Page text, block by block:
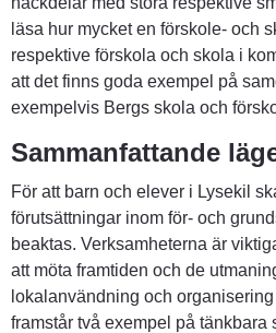
läsa hur mycket en förskole- och
respektive förskola och skola i
att det finns goda exempel på
exempelvis Bergs skola och
Sammanfattande
För att barn och elever i Lysekil
förutsättningar inom för- och
beaktas. Verksamheterna är
att möta framtiden och de
lokalanvändning och
framstår två exempel på tänkbara